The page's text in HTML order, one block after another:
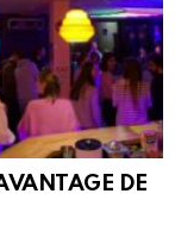
DE